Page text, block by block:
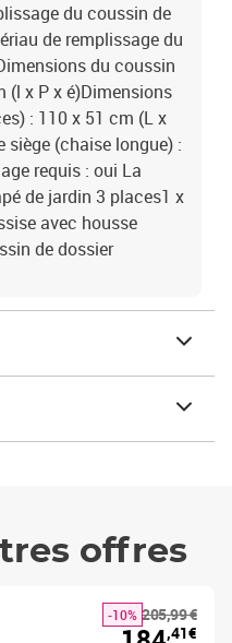
du coussin de
de remplissage du
du coussin
(l x P x é)Dimensions
: 110 x 51 cm (L x
(chaise longue) :
requis : oui La
de jardin 3 places1 x
avec housse
de dossier
offres
205,99 €
-10%
,41€